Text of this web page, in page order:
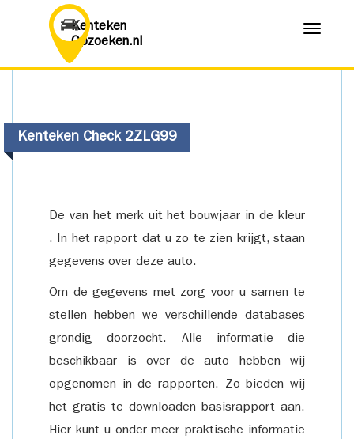
Kenteken
Opzoeken.nl
Menu
Kenteken Check 2ZLG99
De van het merk uit het bouwjaar in de kleur
. In het rapport dat u zo te zien krijgt, staan
gegevens over deze auto.
Om de gegevens met zorg voor u samen te
stellen hebben we verschillende databases
grondig doorzocht. Alle informatie die
beschikbaar is over de auto hebben wij
opgenomen in de rapporten. Zo bieden wij
het gratis te downloaden basisrapport aan.
Hier kunt u onder meer praktische informatie